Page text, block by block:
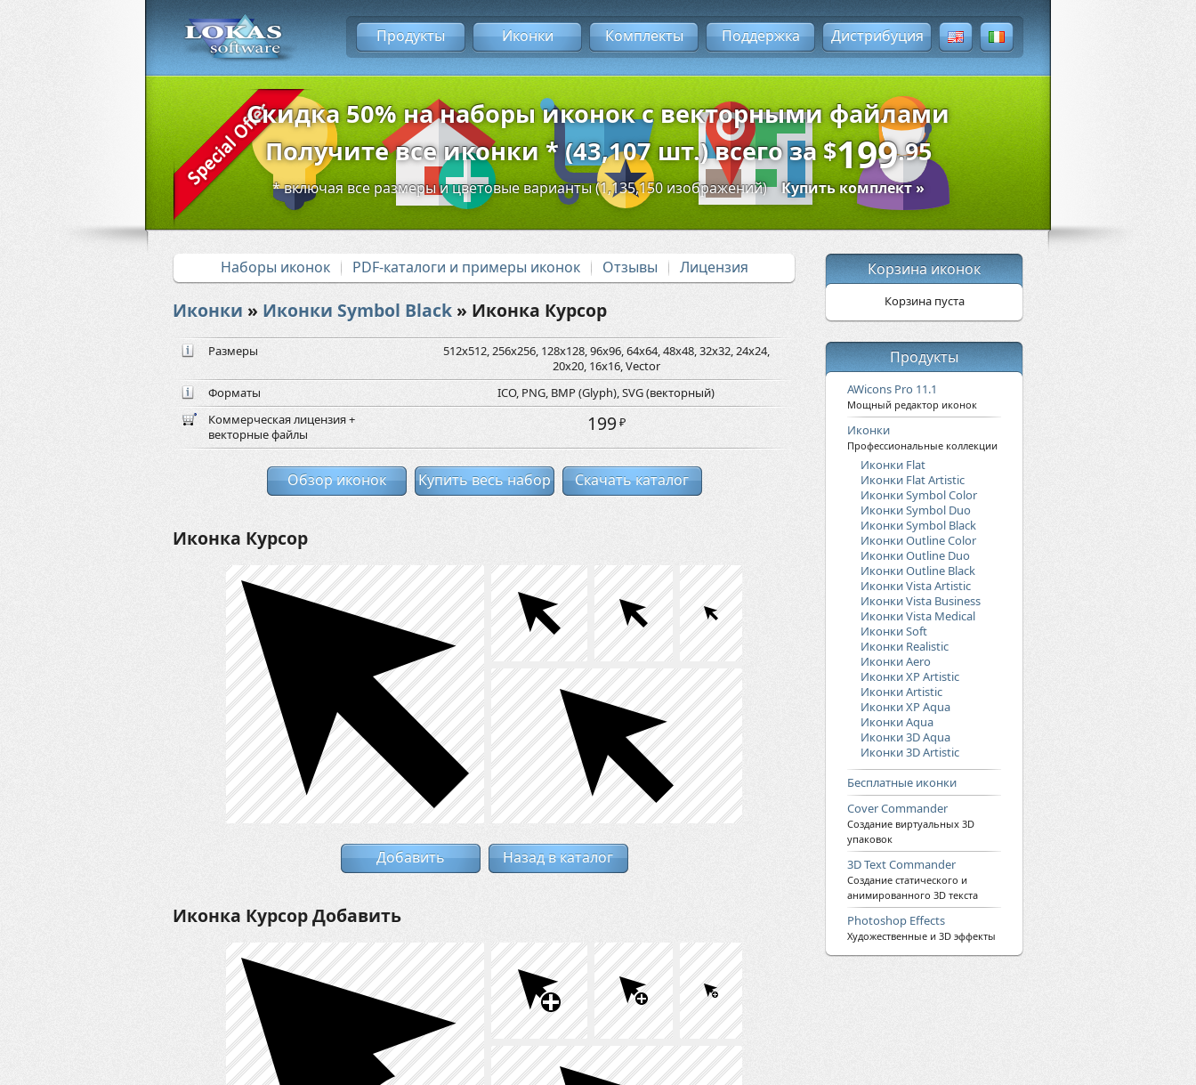
Продукты Иконки Комплекты Поддержка Дистрибуция
Скидка 50% на наборы иконок с векторными файлами
Получите все иконки * (43,107 шт.) всего за$199.95
* включая все размеры и цветовые варианты (1,135,150 изображений) Купить комплект »
Наборы иконок PDF-каталоги и примеры иконок Отзывы Лицензия
Иконки » Иконки Symbol Black » Иконка Курсор
Размеры
512x512, 256x256, 128x128, 96x96, 64x64, 48x48, 32x32, 24x24,
20x20, 16x16, Vector
Форматы
ICO, PNG, BMP (Glyph), SVG (векторный)
Коммерческая лицензия +
векторные файлы
199₽
Обзор иконок Купить весь набор Скачать каталог
Иконка Курсор
Добавить Назад в каталог
Иконка Курсор Добавить
Корзина иконок
Корзина пуста
Продукты
AWicons Pro 11.1
Мощный редактор иконок
Иконки
Профессиональные коллекции
Иконки Flat
Иконки Flat Artistic
Иконки Symbol Color
Иконки Symbol Duo
Иконки Symbol Black
Иконки Outline Color
Иконки Outline Duo
Иконки Outline Black
Иконки Vista Artistic
Иконки Vista Business
Иконки Vista Medical
Иконки Soft
Иконки Realistic
Иконки Aero
Иконки XP Artistic
Иконки Artistic
Иконки XP Aqua
Иконки Aqua
Иконки 3D Aqua
Иконки 3D Artistic
Бесплатные иконки
Cover Commander
Создание виртуальных 3D
упаковок
3D Text Commander
Создание статического и
анимированного 3D текста
Photoshop Effects
Художественные и 3D эффекты